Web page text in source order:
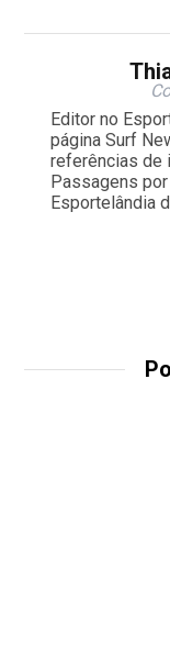
Editor no
página Surf
referências de
Passagens
Esportelândia